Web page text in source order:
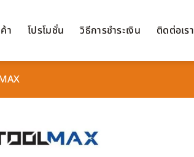
า โปรโมชั่น วิธีการชำระเงิน ติดต่อเรา